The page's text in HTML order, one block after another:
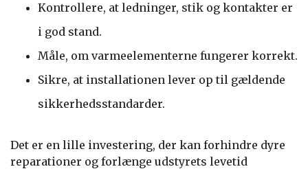
Kontrollere, at ledninger, stik og kontakter er
i god stand.
Måle, om varmeelementerne fungerer korrekt.
Sikre, at installationen lever op til gældende
sikkerhedsstandarder.
Det er en lille investering, der kan forhindre dyre
reparationer og forlænge udstyrets levetid